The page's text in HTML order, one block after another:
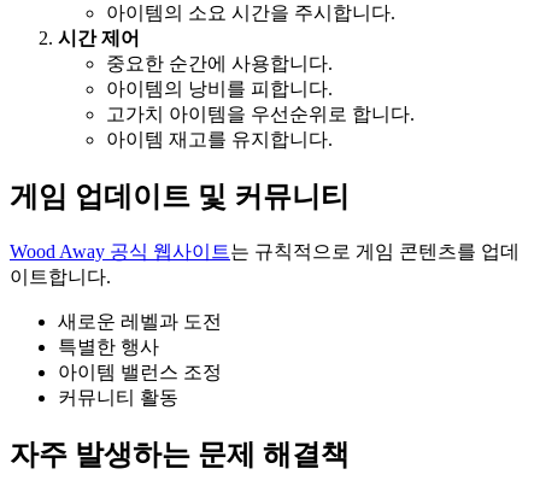
아이템의 소요 시간을 주시합니다.
시간 제어
중요한 순간에 사용합니다.
아이템의 낭비를 피합니다.
고가치 아이템을 우선순위로 합니다.
아이템 재고를 유지합니다.
게임 업데이트 및 커뮤니티
Wood Away 공식 웹사이트는 규칙적으로 게임 콘텐츠를 업데
이트합니다.
새로운 레벨과 도전
특별한 행사
아이템 밸런스 조정
커뮤니티 활동
자주 발생하는 문제 해결책